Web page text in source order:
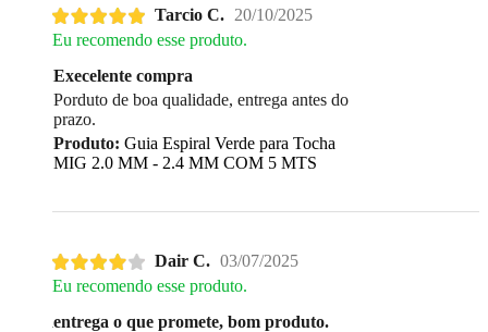
Tarcio C. 20/10/2025
Eu recomendo esse produto.
Execelente compra
Porduto de boa qualidade, entrega antes do
prazo.
Produto: Guia Espiral Verde para Tocha
MIG 2.0 MM - 2.4 MM COM 5 MTS
Dair C. 03/07/2025
Eu recomendo esse produto.
entrega o que promete, bom produto.